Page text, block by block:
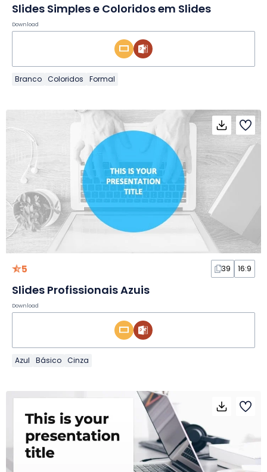
Slides Simples e Coloridos em Slides
Download
Branco Coloridos Formal
5 39 16:9
Slides Profissionais Azuis
Download
Azul Básico Cinza